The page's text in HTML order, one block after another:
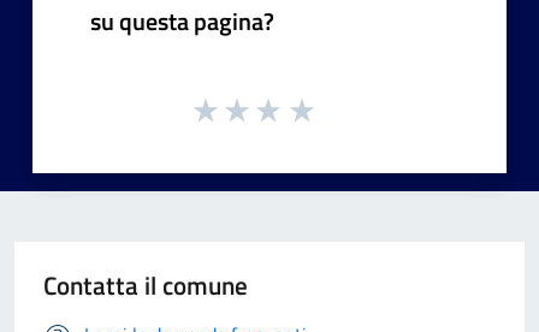
su questa pagina?
Contatta il comune